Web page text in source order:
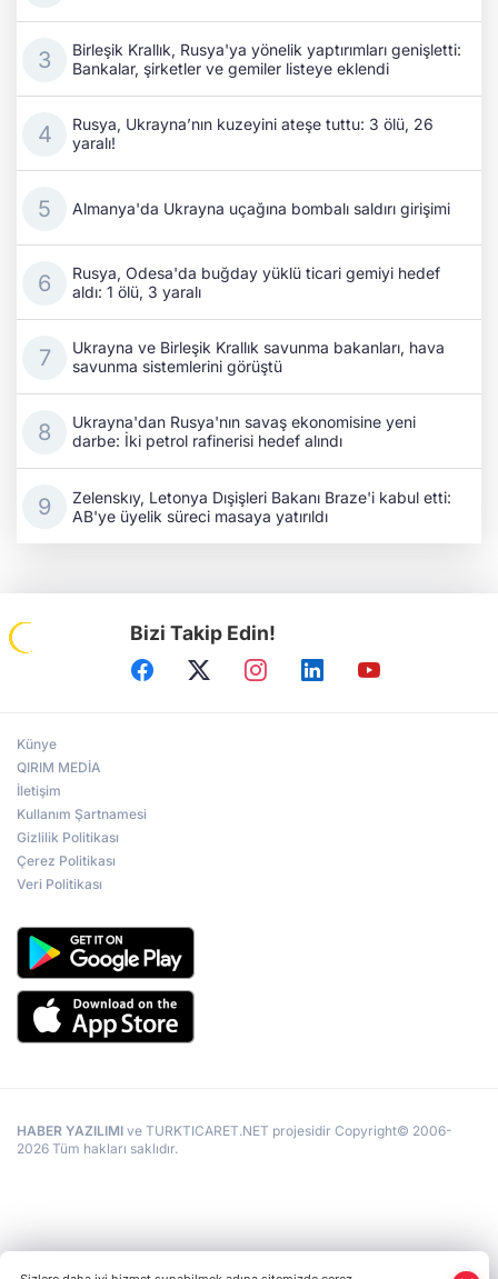
Birleşik Krallık, Rusya'ya yönelik yaptırımları genişletti:
Bankalar, şirketler ve gemiler listeye eklendi
Rusya, Ukrayna’nın kuzeyini ateşe tuttu: 3 ölü, 26
yaralı!
Almanya'da Ukrayna uçağına bombalı saldırı girişimi
Rusya, Odesa'da buğday yüklü ticari gemiyi hedef
aldı: 1 ölü, 3 yaralı
Ukrayna ve Birleşik Krallık savunma bakanları, hava
savunma sistemlerini görüştü
Ukrayna'dan Rusya'nın savaş ekonomisine yeni
darbe: İki petrol rafinerisi hedef alındı
Zelenskıy, Letonya Dışişleri Bakanı Braze'i kabul etti:
AB'ye üyelik süreci masaya yatırıldı
Bizi Takip Edin!
Künye
QIRIM MEDİA
İletişim
Kullanım Şartnamesi
Gizlilik Politikası
Çerez Politikası
Veri Politikası
HABER YAZILIMI ve TURKTICARET.NET projesidir Copyright© 2006-
2026 Tüm hakları saklıdır.